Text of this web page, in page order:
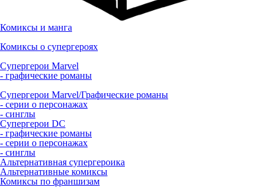
Комиксы и манга
Комиксы о супергероях
Супергерои Marvel
- графические романы
Супергерои Marvel/Графические романы
- серии о персонажах
- синглы
Супергерои DC
- графические романы
- серии о персонажах
- синглы
Альтернативная супергероика
Альтернативные комиксы
Комиксы по франшизам